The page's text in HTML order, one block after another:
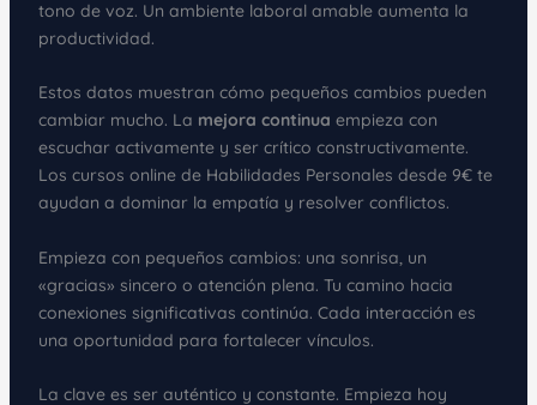
tono de voz. Un ambiente laboral amable aumenta la
productividad.
Estos datos muestran cómo pequeños cambios pueden
cambiar mucho. La mejora continua empieza con
escuchar activamente y ser crítico constructivamente.
Los cursos online de Habilidades Personales desde 9€ te
ayudan a dominar la empatía y resolver conflictos.
Empieza con pequeños cambios: una sonrisa, un
«gracias» sincero o atención plena. Tu camino hacia
conexiones significativas continúa. Cada interacción es
una oportunidad para fortalecer vínculos.
La clave es ser auténtico y constante. Empieza hoy